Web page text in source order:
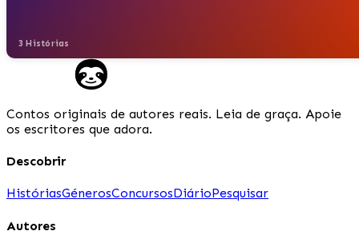
3 Histórias
Contos originais de autores reais. Leia de graça. Apoie
os escritores que adora.
Descobrir
HistóriasGénerosConcursosDiárioPesquisar
Autores